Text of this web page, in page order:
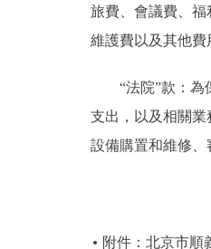
旅費、會議費、
維護費以及其他費
“法院”款：為保
支出，以及相關
設備購置和維修
附件：北京市順